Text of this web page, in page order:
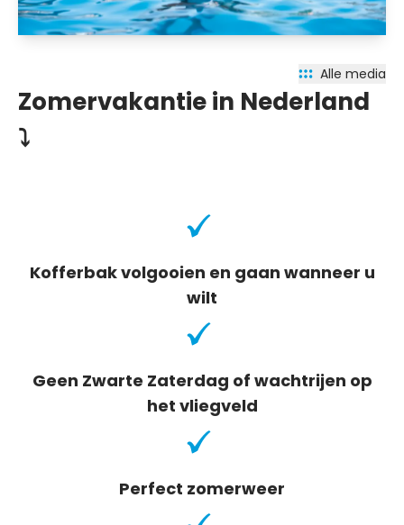
Alle media
Zomervakantie in Nederland
⤵
Kofferbak volgooien en gaan wanneer u
wilt
Geen Zwarte Zaterdag of wachtrijen op
het vliegveld
Perfect zomerweer